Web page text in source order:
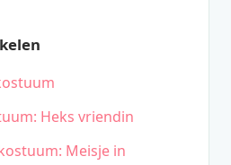
Heks vriendin
Meisje in